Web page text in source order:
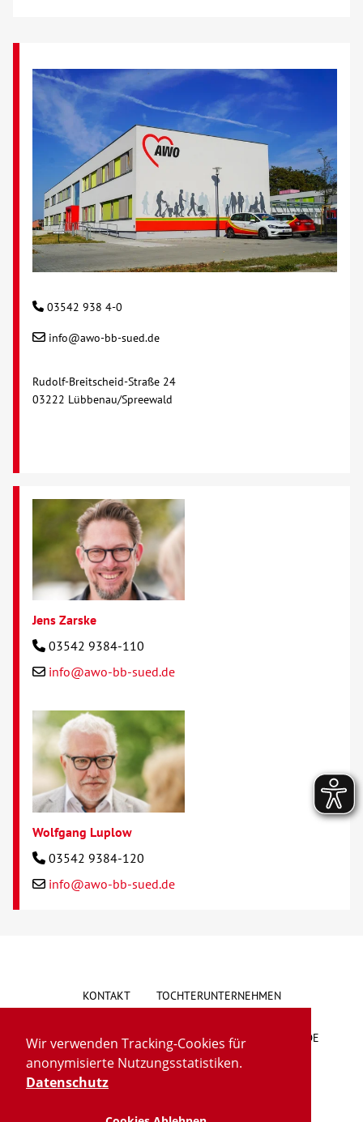
Wir verwenden Tracking-Cookies für
anonymisierte Nutzungsstatistiken.
Datenschutz
03542 938 4-0
info@awo-bb-sued.de
Rudolf-Breitscheid-Straße 24
03222 Lübbenau/Spreewald
Jens Zarske
03542 9384-110
info@awo-bb-sued.de
Wolfgang Luplow
03542 9384-120
info@awo-bb-sued.de
KONTAKT TOCHTERUNTERNEHMEN
HINWEISGEBERSYSTEM VORSCHLAG/BESCHWERDE
LIEFERKETTENGESETZ